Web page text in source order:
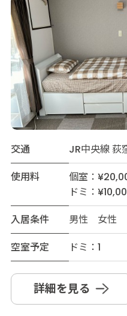
交通
JR中央線 荻
使用料
個室：
ドミ：
入居条件
男性 女性
空室予定
ドミ：1
詳細を見る